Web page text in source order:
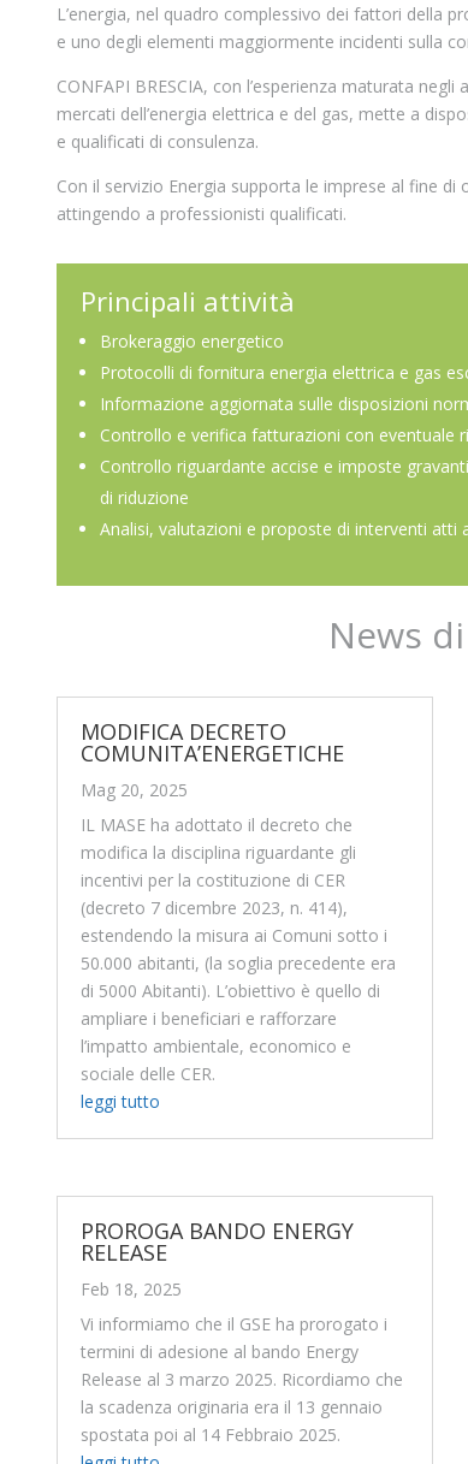
L’energia, nel quadro complessivo dei fattori della
e uno degli elementi maggiormente incidenti sulla
CONFAPI BRESCIA, con l’esperienza maturata
mercati dell’energia elettrica e del gas, mette a
e qualificati di consulenza.
Con il servizio Energia supporta le imprese al fine
attingendo a professionisti qualificati.
Principali attività
Brokeraggio energetico
Protocolli di fornitura energia elettrica e gas
Informazione aggiornata sulle disposizioni
Controllo e verifica fatturazioni con eventuale
Controllo riguardante accise e imposte
di riduzione
Analisi, valutazioni e proposte di interventi atti
News
MODIFICA DECRETO
COMUNITA’ENERGETICHE
Mag 20, 2025
IL MASE ha adottato il decreto che
modifica la disciplina riguardante gli
incentivi per la costituzione di CER
(decreto 7 dicembre 2023, n. 414),
estendendo la misura ai Comuni sotto i
50.000 abitanti, (la soglia precedente era
di 5000 Abitanti). L’obiettivo è quello di
ampliare i beneficiari e rafforzare
l’impatto ambientale, economico e
sociale delle CER.
leggi tutto
PROROGA BANDO ENERGY
RELEASE
Feb 18, 2025
Vi informiamo che il GSE ha prorogato i
termini di adesione al bando Energy
Release al 3 marzo 2025. Ricordiamo che
la scadenza originaria era il 13 gennaio
spostata poi al 14 Febbraio 2025.